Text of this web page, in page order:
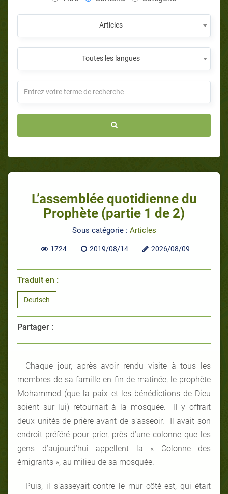
Articles
Toutes les langues
L’assemblée quotidienne du
Prophète (partie 1 de 2)
Sous catégorie : Articles
1724 2019/08/14 2026/08/09
Traduit en :
Deutsch
Partager :
Chaque jour, après avoir rendu visite à tous les
membres de sa famille en fin de matinée, le prophète
Mohammed (que la paix et les bénédictions de Dieu
soient sur lui) retournait à la mosquée. Il y offrait
deux unités de prière avant de s’asseoir. Il avait son
endroit préféré pour prier, près d’une colonne que les
gens d’aujourd’hui appellent la « Colonne des
émigrants », au milieu de sa mosquée.
Puis, il s’asseyait contre le mur côté est, qui était